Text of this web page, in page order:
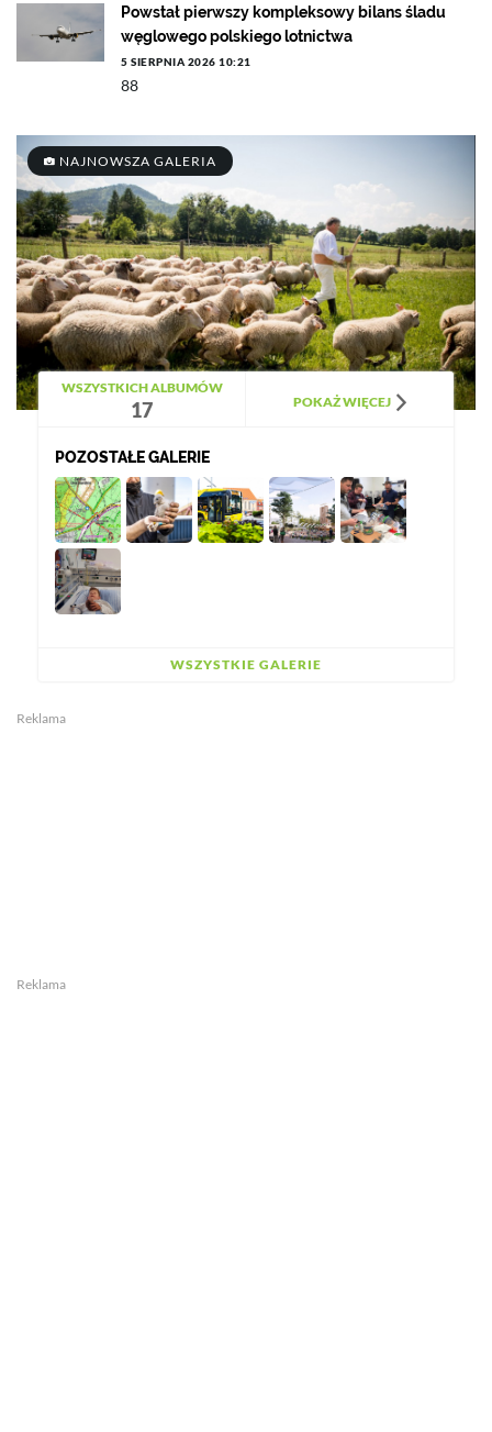
Powstał pierwszy kompleksowy bilans śladu
węglowego polskiego lotnictwa
5 SIERPNIA 2026 10:21
88
NAJNOWSZA GALERIA
WSZYSTKICH ALBUMÓW
17 POKAŻ WIĘCEJ
POZOSTAŁE GALERIE
WSZYSTKIE GALERIE
Reklama
Reklama